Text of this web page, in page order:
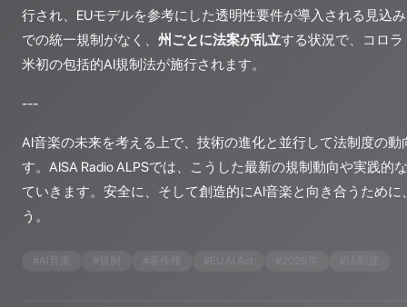
行され、EUモデルを参考にした透明性要件が導入される見込
での統一規制がなく、 州ごとに法案が乱立する状況で、コロ
米初の包括的AI規制法が施行されます。
---
AI音楽の未来を考える上で、技術の進化と並行して法制度の
す。AISA Radio ALPSでは、こうした最新の規制動向や実践的
ていきます。安全に、そして創造的にAI音楽と向き合うため
う。
#AI音楽 # # EU AI Act